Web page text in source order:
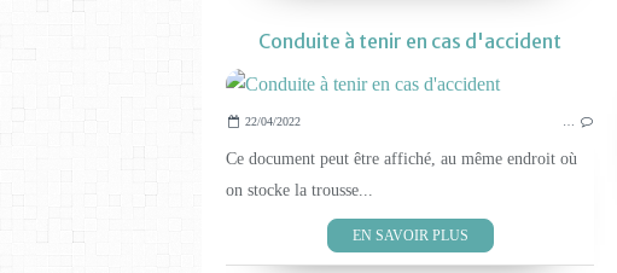
Conduite à tenir en cas d'accident
22/04/2022
Ce document peut être affiché, au même endroit où
on stocke la trousse...
EN SAVOIR PLUS